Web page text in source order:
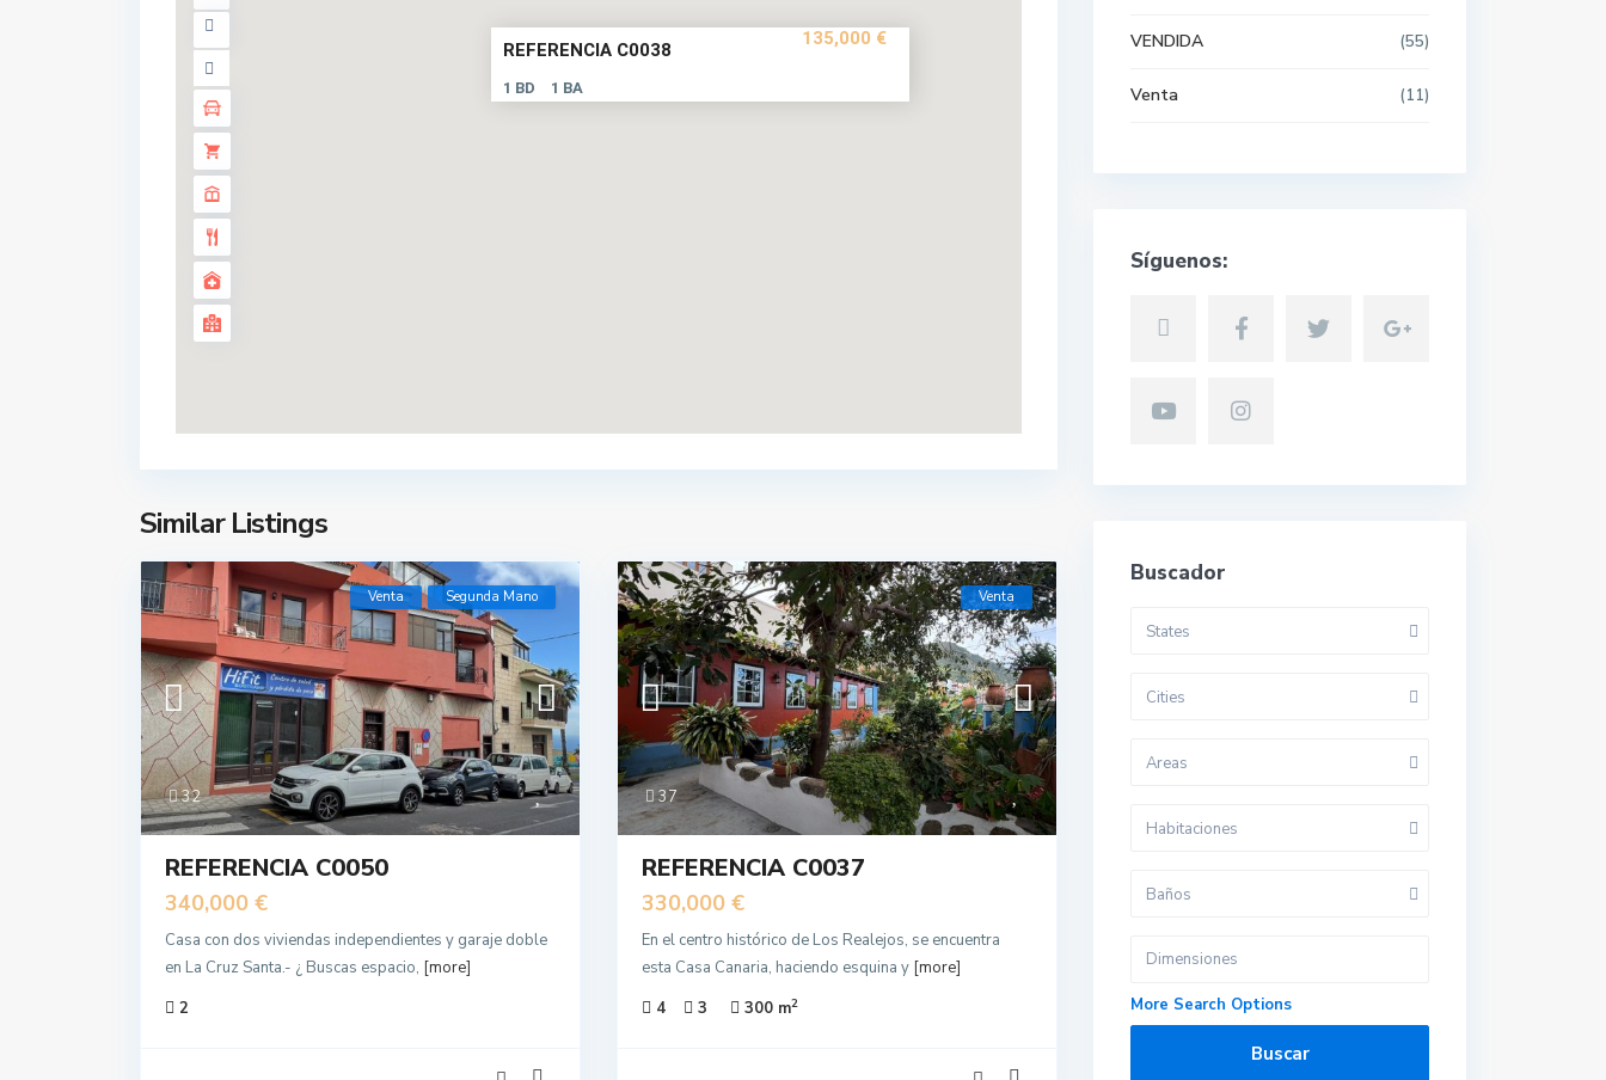
REFERENCIA C0038
135,000 €
1 BD 1 BA
Similar Listings
32
Venta Segunda Mano
REFERENCIA C0050
340,000 €
Casa con dos viviendas independientes y garaje doble
en La Cruz Santa.- ¿ Buscas espacio, [more]
2
37
Venta
REFERENCIA C0037
330,000 €
En el centro histórico de Los Realejos, se encuentra
esta Casa Canaria, haciendo esquina y [more]
4
3 300 m2
VENDIDA (55)
Venta (11)
Síguenos:
Buscador
States
Cities
Areas
Habitaciones
Baños
More Search Options
Buscar